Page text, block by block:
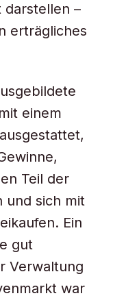
darstellen –
erträgliches
einem
Teil der
und sich mit
Ein
gut
Verwaltung
war